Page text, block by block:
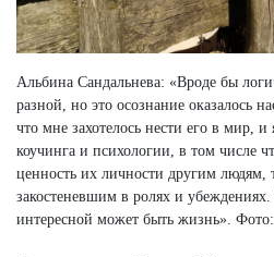
Альбина Сандальнева: «Вроде бы
разной, но это осознание оказалось
что мне захотелось нести его в мир,
коучинга и психологии, в том числе
ценность их личности другим людям,
закостеневшим в ролях и
интересной может быть жизнь».